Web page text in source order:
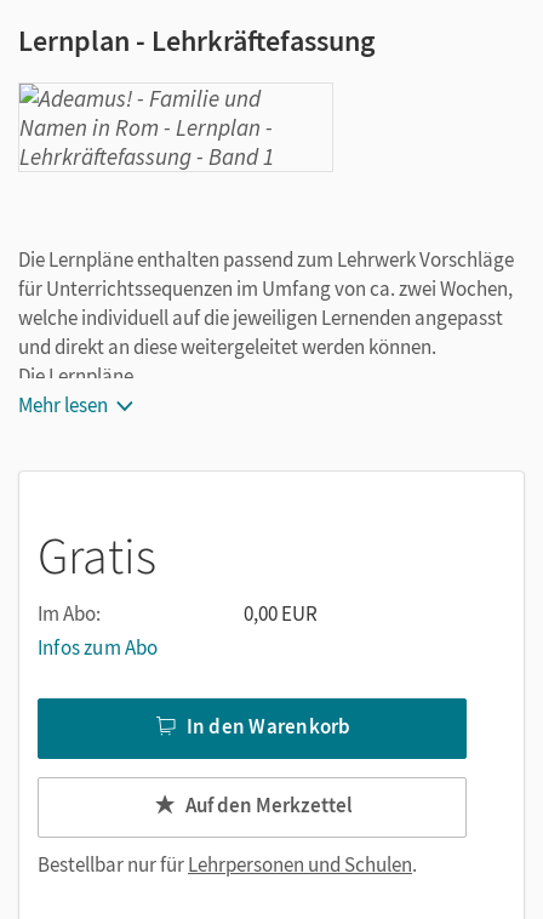
Lernplan - Lehrkräftefassung
Die Lernpläne enthalten passend zum Lehrwerk Vorschläge
für Unterrichtssequenzen im Umfang von ca. zwei Wochen,
welche individuell auf die jeweiligen Lernenden angepasst
und direkt an diese weitergeleitet werden können.
Die Lernpläne
Schüler anpassen
vereinfachen die Arbeit
Mehr lesen
Gratis
Im Abo:
0,00 EUR
Infos zum Abo
In den Warenkorb
Auf den Merkzettel
Bestellbar nur fürLehrpersonen und Schulen.